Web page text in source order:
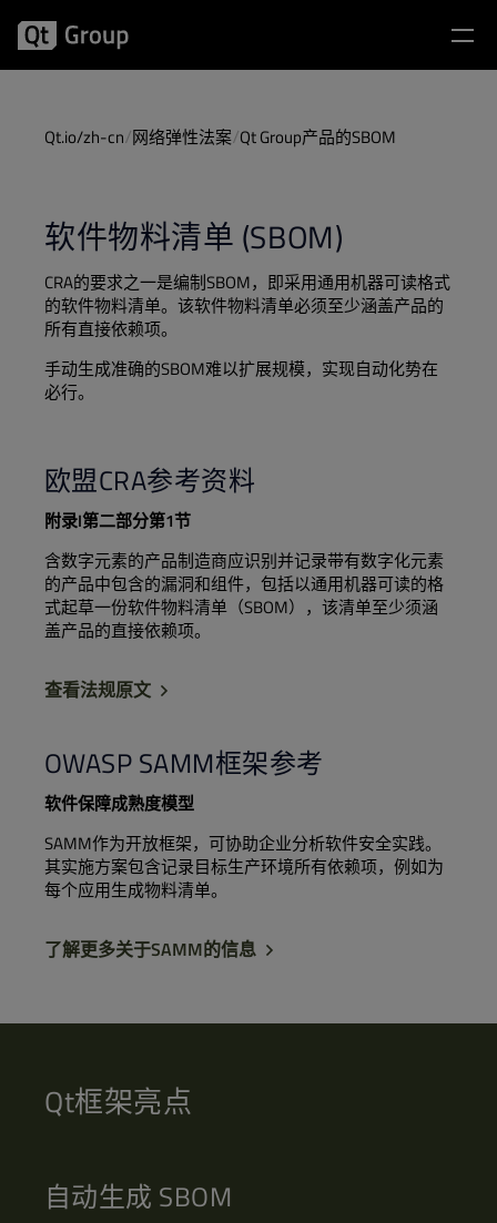
Qt.io/zh-cn 网络弹性法案 Qt Group产品的SBOM
软件物料清单 (SBOM)
CRA的要求之一是编制SBOM，即采用通用机器可读格式
的软件物料清单。该软件物料清单必须至少涵盖产品的
所有直接依赖项。
手动生成准确的SBOM难以扩展规模，实现自动化势在
必行。
欧盟CRA参考资料
附录I第二部分第1节
含数字元素的产品制造商应识别并记录带有数字化元素
的产品中包含的漏洞和组件，包括以通用机器可读的格
式起草一份软件物料清单（SBOM），该清单至少须涵
盖产品的直接依赖项。
查看法规原文
OWASP SAMM框架参考
软件保障成熟度模型
SAMM作为开放框架，可协助企业分析软件安全实践。
其实施方案包含记录目标生产环境所有依赖项，例如为
每个应用生成物料清单。
了解更多关于SAMM的信息
Qt框架亮点
自动生成 SBOM